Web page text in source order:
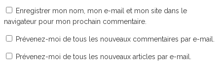
Enregistrer mon nom, mon e-mail et mon site dans le
navigateur pour mon prochain commentaire.
Prévenez-moi de tous les nouveaux commentaires par e-mail.
Prévenez-moi de tous les nouveaux articles par e-mail.